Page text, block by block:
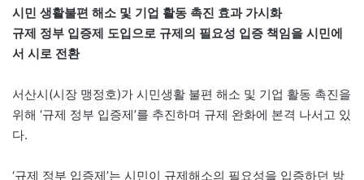
시민 생활불편 해소 및 기업 활동 촉진 효과 가시화
규제 정부 입증제 도입으로 규제의 필요성 입증 책임을 시민에
서 시로 전환
서산시(시장 맹정호)가 시민생활 불편 해소 및 기업 활동 촉진을
위해 ‘규제 정부 입증제’를 추진하며 규제 완화에 본격 나서고 있
다.
‘규제 정부 입증제’는 시민이 규제해소의 필요성을 입증하던 방